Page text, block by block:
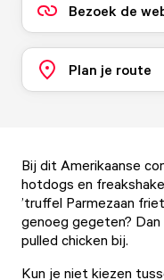
Bezoek de
Plan je route
Bij dit Amerikaanse
hotdogs en
’truffel Parmezaan
genoeg gegeten?
pulled chicken bij.
Kun je niet kiezen